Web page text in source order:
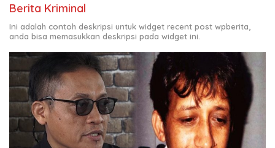
Berita Kriminal
Ini adalah contoh deskripsi untuk widget recent post wpberita,
anda bisa memasukkan deskripsi pada widget ini.